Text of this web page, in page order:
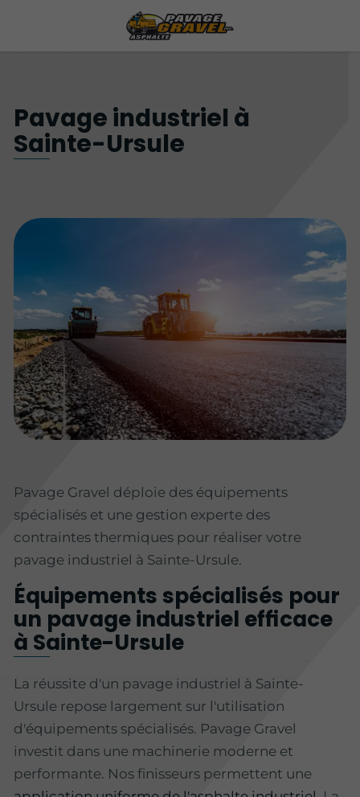
Pavage industriel à
Sainte-Ursule
Pavage Gravel déploie des équipements
spécialisés et une gestion experte des
contraintes thermiques pour réaliser votre
pavage industriel à Sainte-Ursule.
Équipements spécialisés pour
un pavage industriel efficace
à Sainte-Ursule
La réussite d'un pavage industriel à Sainte-
Ursule repose largement sur l'utilisation
d'équipements spécialisés. Pavage Gravel
investit dans une machinerie moderne et
performante. Nos finisseurs permettent une